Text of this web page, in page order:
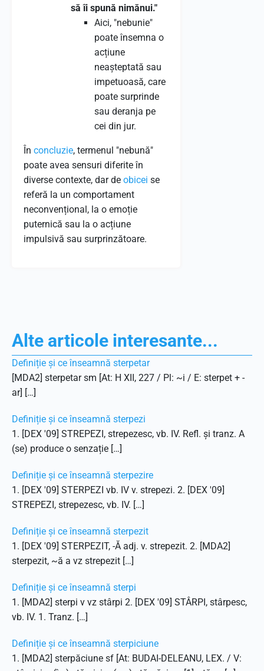
să îi spună nimănui."
Aici, "nebunie"
poate însemna o
acțiune
neașteptată sau
impetuoasă, care
poate surprinde
sau deranja pe
cei din jur.
În concluzie, termenul "nebună"
poate avea sensuri diferite în
diverse contexte, dar de obicei se
referă la un comportament
neconvențional, la o emoție
puternică sau la o acțiune
impulsivă sau surprinzătoare.
Alte articole interesante...
Definiție și ce înseamnă sterpetar
[MDA2] sterpetar sm [At: H XII, 227 / Pl: ~i / E: sterpet + -
ar] […]
Definiție și ce înseamnă sterpezi
1. [DEX '09] STREPEZI, strepezesc, vb. IV. Refl. și tranz. A
(se) produce o senzație […]
Definiție și ce înseamnă sterpezire
1. [DEX '09] STERPEZI vb. IV v. strepezi. 2. [DEX '09]
STREPEZI, strepezesc, vb. IV. […]
Definiție și ce înseamnă sterpezit
1. [DEX '09] STERPEZIT, -Ă adj. v. strepezit. 2. [MDA2]
sterpezit, ~ă a vz strepezit […]
Definiție și ce înseamnă sterpi
1. [MDA2] sterpi v vz stârpi 2. [DEX '09] STÂRPI, stârpesc,
vb. IV. 1. Tranz. […]
Definiție și ce înseamnă sterpiciune
1. [MDA2] sterpăciune sf [At: BUDAI-DELEANU, LEX. / V: